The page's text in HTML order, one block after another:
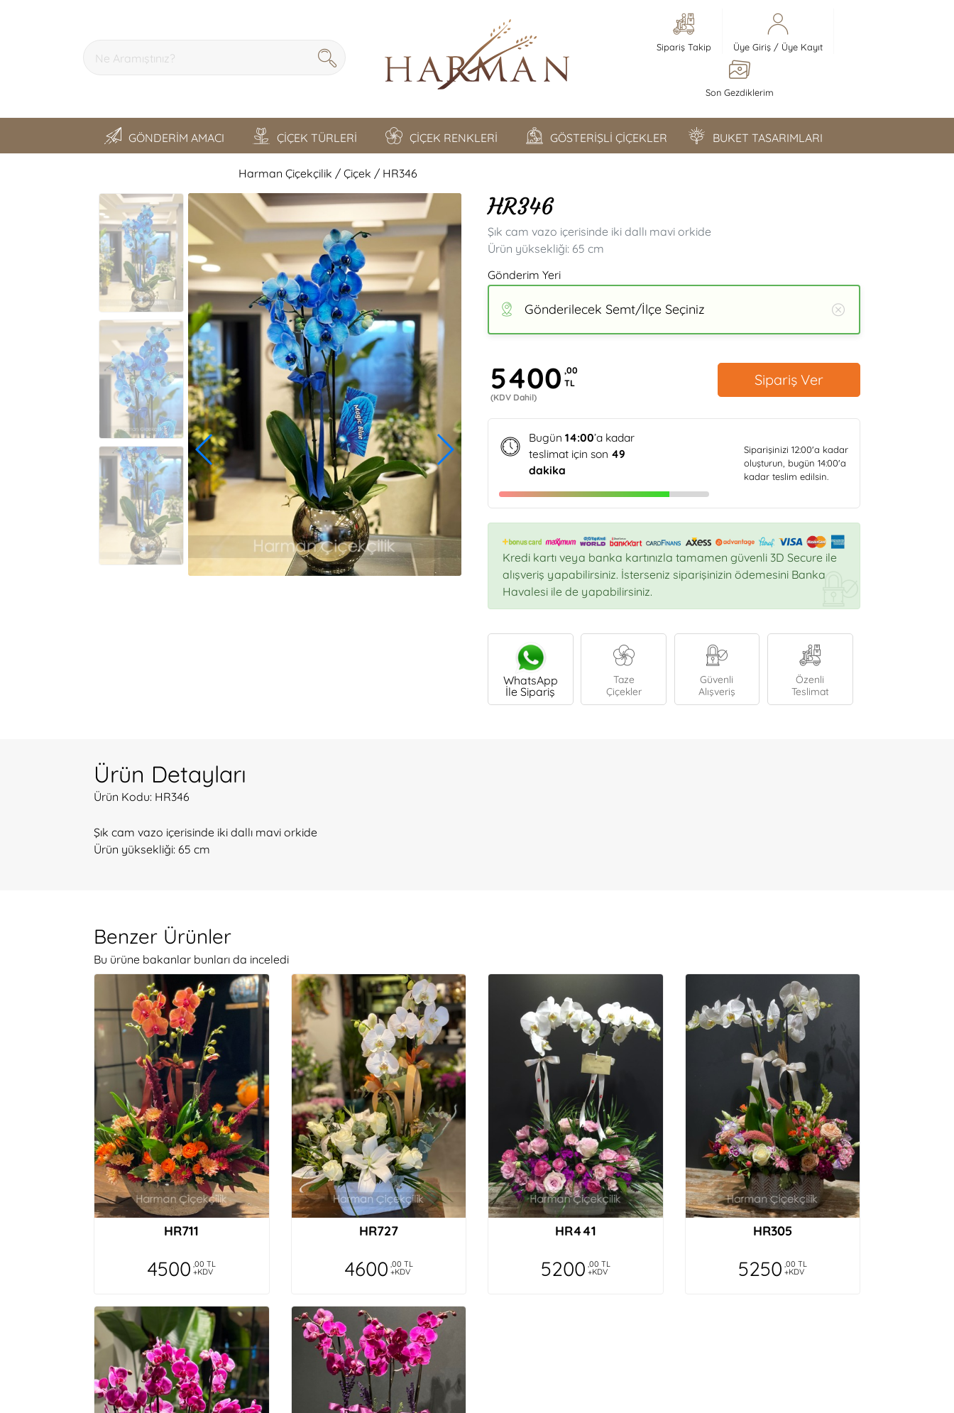
Sipariş Takip Üye Giriş/ Üye Kayıt
Son Gezdiklerim
GÖNDERİM AMACI ÇİÇEK TÜRLERİ ÇİÇEK RENKLERİ GÖSTERİŞLİ ÇİÇEKLER BUKET TASARIMLARI
Harman Çiçekçilik / Çiçek / HR346
HR346
Şık cam vazo içerisinde iki dallı mavi orkide
Ürün yüksekliği: 65 cm
Gönderim Yeri
Gönderilecek Semt/İlçe Seçiniz
5400 ,00
TL
(KDV Dahil)
Sipariş Ver
Bugün 14:00’a kadar
teslimat için son 49
dakika
Siparişinizi12:00'a kadar
oluşturun, bugün14:00'a
kadar teslim edilsin.
Kredi kartı veya banka kartınızla tamamen güvenli 3D Secure ile
alışveriş yapabilirsiniz. İsterseniz siparişinizin ödemesini Banka
Havalesi ile de yapabilirsiniz.
WhatsApp
İle Sipariş
Taze
Çiçekler
Güvenli
Alışveriş
Özenli
Teslimat
Ürün Detayları
Ürün Kodu: HR346
Şık cam vazo içerisinde iki dallı mavi orkide
Ürün yüksekliği: 65 cm
Benzer Ürünler
Bu ürüne bakanlar bunları da inceledi
HR711
4500 ,00 TL
+KDV
HR727
4600 ,00 TL
+KDV
HR441
5200 ,00 TL
+KDV
HR305
5250 ,00 TL
+KDV